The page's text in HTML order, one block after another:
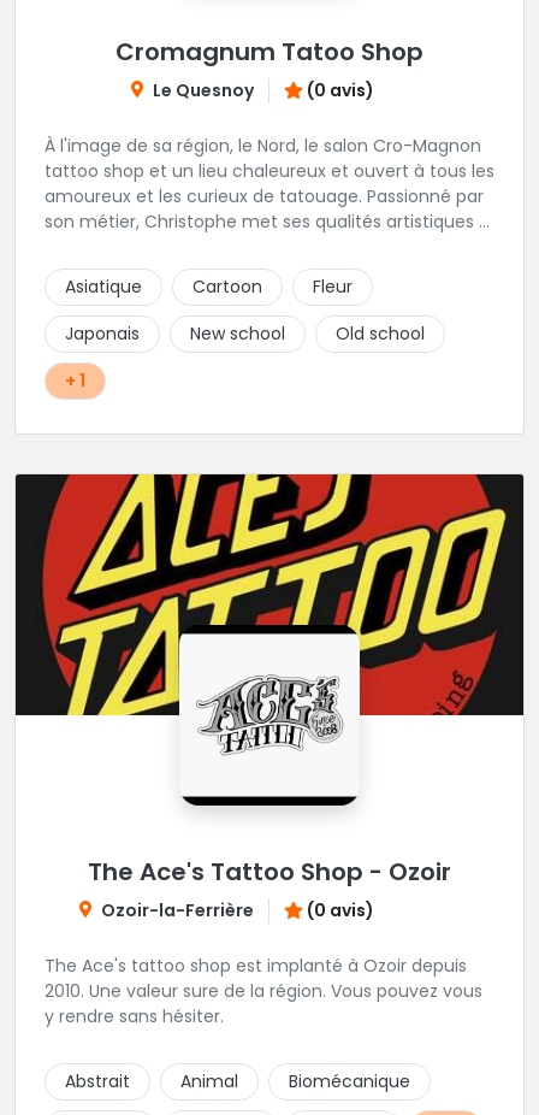
Cromagnum Tatoo Shop
Le Quesnoy (0 avis)
À l'image de sa région, le Nord, le salon Cro-Magnon
tattoo shop et un lieu chaleureux et ouvert à tous les
amoureux et les curieux de tatouage. Passionné par
son métier, Christophe met ses qualités artistiques à
Asiatique
Cartoon
Fleur
Japonais
New school
Old school
+ 1
The Ace's Tattoo Shop - Ozoir
Ozoir-la-Ferrière (0 avis)
The Ace's tattoo shop est implanté à Ozoir depuis
2010. Une valeur sure de la région. Vous pouvez vous
y rendre sans hésiter.
Abstrait Animal
Biomécanique